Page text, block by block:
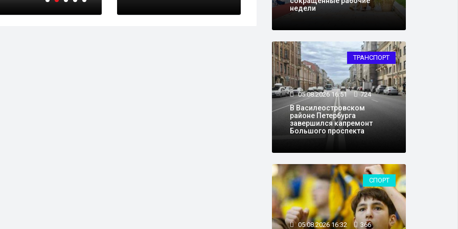
недели
ТРАНСПОРТ
05.08.2026 16:51 724
В Василеостровском
районе Петербурга
завершился капремонт
Большого проспекта
СПОРТ
05.08.2026 16:32 366